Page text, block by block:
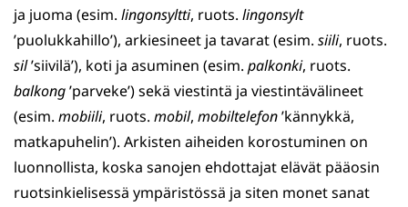
ja juoma (esim. lingonsyltti, ruots. lingonsylt
’puolukkahillo’), arkiesineet ja tavarat (esim. siili, ruots.
sil’siivilä’), koti ja asuminen (esim. palkonki, ruots.
balkong’parveke’) sekä viestintä ja viestintävälineet
(esim. mobiili, ruots. mobil, mobiltelefon’kännykkä,
matkapuhelin’). Arkisten aiheiden korostuminen on
luonnollista, koska sanojen ehdottajat elävät pääosin
ruotsinkielisessä ympäristössä ja siten monet sanat